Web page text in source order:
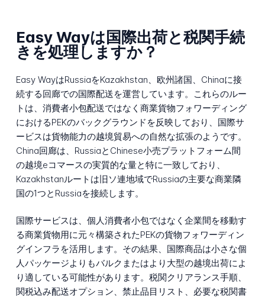
Easy Wayは国際出荷と税関手続
きを処理しますか？
Easy WayはRussiaをKazakhstan、欧州諸国、Chinaに接
続する回廊での国際配送を運営しています。これらのルー
トは、消費者小包配送ではなく商業貨物フォワーディング
におけるPEKのバックグラウンドを反映しており、国際サ
ービスは貨物能力の越境貿易への自然な拡張のようです。
China回廊は、RussiaとChinese小売プラットフォーム間
の越境eコマースの実質的な量と特に一致しており、
Kazakhstanルートは旧ソ連地域でRussiaの主要な商業隣
国の1つとRussiaを接続します。
国際サービスは、個人消費者小包ではなく企業間を移動す
る商業貨物用に元々構築されたPEKの貨物フォワーディン
グインフラを活用します。その結果、国際商品は小さな個
人パッケージよりもバルクまたはより大型の越境出荷によ
り適している可能性があります。税関クリアランス手順、
関税込み配送オプション、禁止品目リスト、必要な税関書